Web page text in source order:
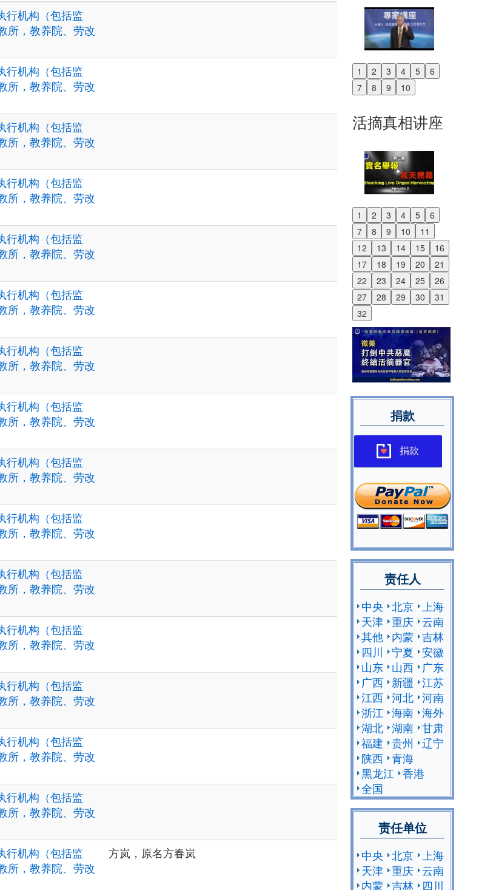
行机构（包括监
所，教养院、劳改
行机构（包括监
所，教养院、劳改
行机构（包括监
所，教养院、劳改
行机构（包括监
所，教养院、劳改
行机构（包括监
所，教养院、劳改
行机构（包括监
所，教养院、劳改
行机构（包括监
所，教养院、劳改
行机构（包括监
所，教养院、劳改
行机构（包括监
所，教养院、劳改
行机构（包括监
所，教养院、劳改
行机构（包括监
所，教养院、劳改
行机构（包括监
所，教养院、劳改
行机构（包括监
所，教养院、劳改
行机构（包括监
所，教养院、劳改
行机构（包括监
所，教养院、劳改
行机构（包括监
所，教养院、劳改
方岚，原名方春岚
1 2 3 4 5
6
7
8 9 10
Previous
Next
活摘真相讲座
1 2 3 4 5
6
7
8 9 10
11
12
13 14 15
16
17
18 19 20
21
22
23 24 25
26
27
28 29 30
31
32
Previous
Next
捐款
捐款
责任人
中央 北京
上海
天津 重庆 云南
其他 内蒙 吉林
四川
宁夏 安徽
山东 山西
广东
广西 新疆 江苏
江西 河北 河南
浙江 海南 海外
湖北 湖南 甘肃
福建 贵州
辽宁
陕西 青海
黑龙江 香港
全国
责任单位
中央 北京
上海
天津 重庆 云南
内蒙 吉林
四川